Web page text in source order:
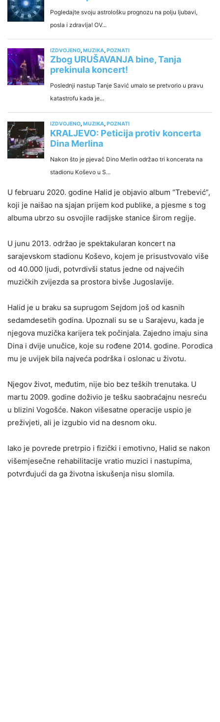
U februaru 2020. godine Halid je objavio album “Trebević”,
koji je naišao na sjajan prijem kod publike, a pjesme s tog
albuma ubrzo su osvojile radijske stanice širom regije.
U junu 2013. održao je spektakularan koncert na
sarajevskom stadionu Koševo, kojem je prisustvovalo više
od 40.000 ljudi, potvrdivši status jedne od najvećih
muzičkih zvijezda sa prostora bivše Jugoslavije.
Halid je u braku sa suprugom Sejdom još od kasnih
sedamdesetih godina. Upoznali su se u Sarajevu, kada je
njegova muzička karijera tek počinjala. Zajedno imaju sina
Dina i dvije unučice, koje su rođene 2014. godine. Porodica
mu je uvijek bila najveća podrška i oslonac u životu.
Njegov život, međutim, nije bio bez teških trenutaka. U
martu 2009. godine doživio je tešku saobraćajnu nesreću
u blizini Vogošće. Nakon višesatne operacije uspio je
preživjeti, ali je izgubio vid na desnom oku.
Iako je povrede pretrpio i fizički i emotivno, Halid se nakon
višemjesečne rehabilitacije vratio muzici i nastupima,
potvrđujući da ga životna iskušenja nisu slomila.